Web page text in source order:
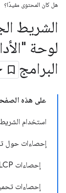
هل كان المحتوى مفيدًا؟
الشريط
لوحة
البرامج
على هذه
استخدام
إحصاءات حول
إحصاءات LCP
إحصاءات